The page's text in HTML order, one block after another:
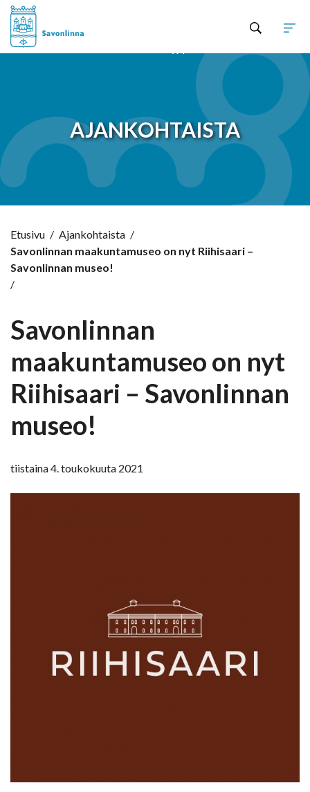
AJANKOHTAISTA
Etusivu / Ajankohtaista /
Savonlinnan maakuntamuseo on nyt Riihisaari –
Savonlinnan museo!
/
Savonlinnan
maakuntamuseo on nyt
Riihisaari – Savonlinnan
museo!
tiistaina 4. toukokuuta 2021